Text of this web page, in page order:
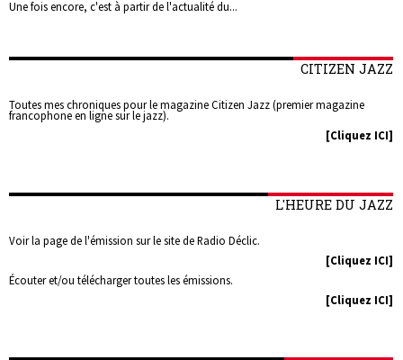
Une fois encore, c'est à partir de l'actualité du...
CITIZEN JAZZ
Toutes mes chroniques pour le magazine Citizen Jazz (premier magazine
francophone en ligne sur le jazz).
[Cliquez ICI]
L'HEURE DU JAZZ
Voir la page de l'émission sur le site de Radio Déclic.
[Cliquez ICI]
Écouter et/ou télécharger toutes les émissions.
[Cliquez ICI]